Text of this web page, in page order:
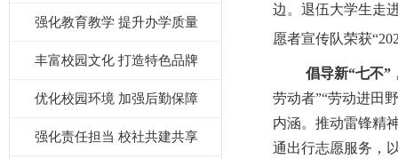
强化教育教学 提升办学质量
丰富校园文化 打造特色品牌
优化校园环境 加强后勤保障
强化责任担当 校社共建共享
边。退伍大学生走
愿者宣传队荣获“
倡导新“七不”
劳动者”“劳动进田
内涵。推动雷锋精
通出行志愿服务，